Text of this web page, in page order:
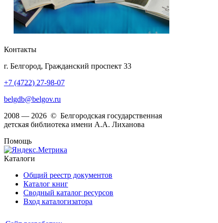
Контакты
г. Белгород, Гражданский проспект 33
+7 (4722) 27-98-07
belgdb@belgov.ru
2008 — 2026 © Белгородская государственная
детская библиотека имени А.А. Лиханова
Помощь
Каталоги
Общий реестр документов
Каталог книг
Сводный каталог ресурсов
Вход каталогизатора